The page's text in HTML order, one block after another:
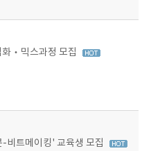
화‧믹스과정 모집
비트메이킹' 교육생 모집